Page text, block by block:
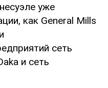
уже
как General Mills
сеть
и сеть